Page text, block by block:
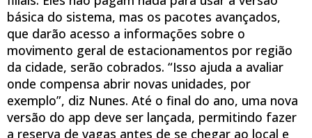
básica do sistema, mas os pacotes avançados,
que darão acesso a informações sobre o
movimento geral de estacionamentos por região
da cidade, serão cobrados. “Isso ajuda a avaliar
onde compensa abrir novas unidades, por
exemplo”, diz Nunes. Até o final do ano, uma nova
versão do app deve ser lançada, permitindo fazer
a reserva de vagas antes de se chegar ao local e